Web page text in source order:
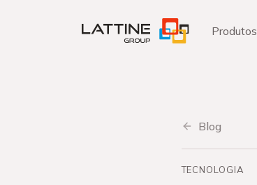
Produtos
Blog
TECNOLOGIA